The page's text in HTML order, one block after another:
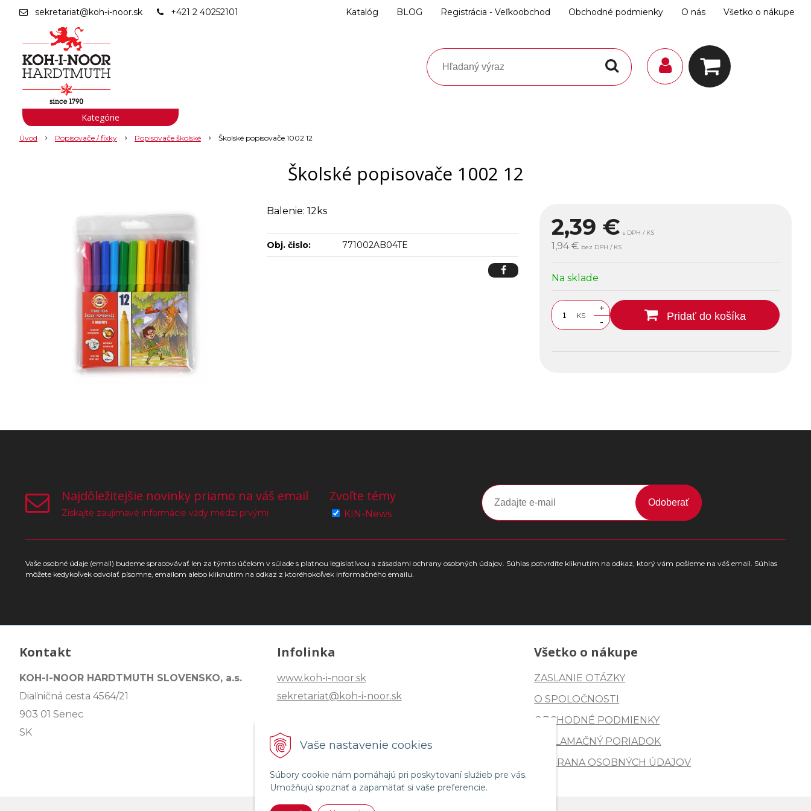
Vaše nastavenie cookies
Súbory cookie nám pomáhajú pri poskytovaní služieb pre vás.
Umožňujú spoznať a zapamätať si vaše preferencie.
sekretariat@koh-i-noor.sk +421 2 40252101 Katalóg BLOG Registrácia - Veľkoobchod Obchodné podmienky O nás Všetko o nákupe
Úvod Popisovače / fixky Popisovače školské Školské popisovače 1002 12
Školské popisovače 1002 12
2,39 € s DPH / KS
1,94 € bez DPH / KS
Na sklade
KS
+
-
Pridať do košíka
Balenie: 12ks
Obj. čislo: 771002AB04TE
Kategórie
Najdôležitejšie novinky priamo na váš email
Získajte zaujímavé informácie vždy medzi prvými
Zvoľte témy
KIN-News
Odoberať
Vaše osobné údaje (email) budeme spracovávať len za týmto účelom v súlade s platnou legislatívou a zásadami ochrany osobných údajov. Súhlas potvrdíte kliknutím na odkaz, ktorý vám pošleme na váš email. Súhlas
môžete kedykoľvek odvolať písomne, emailom alebo kliknutím na odkaz z ktoréhokoľvek informačného emailu.
Kontakt
KOH-I-NOOR HARDTMUTH SLOVENSKO, a.s.
Diaľničná cesta 4564/21
903 01 Senec
SK
Infolinka
www.koh-i-noor.sk
sekretariat@koh-i-noor.sk
Tel: +421 2 40252101
Fax: +421 2 44872870
Všetko o nákupe
ZASLANIE OTÁZKY
O SPOLOČNOSTI
OBCHODNÉ PODMIENKY
REKLAMAČNÝ PORIADOK
OCHRANA OSOBNÝCH ÚDAJOV